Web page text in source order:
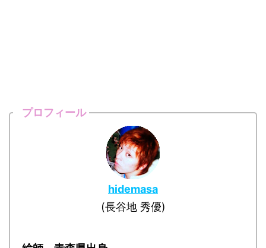
プロフィール
hidemasa
(長谷地 秀優)